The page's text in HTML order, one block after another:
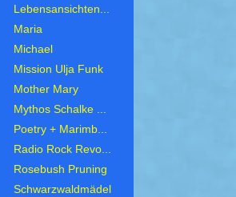
Lebensansichten...
Maria
Michael
Mission Ulja Funk
Mother Mary
Mythos Schalke ...
Poetry + Marimb...
Radio Rock Revo...
Rosebush Pruning
Schwarzwaldmädel